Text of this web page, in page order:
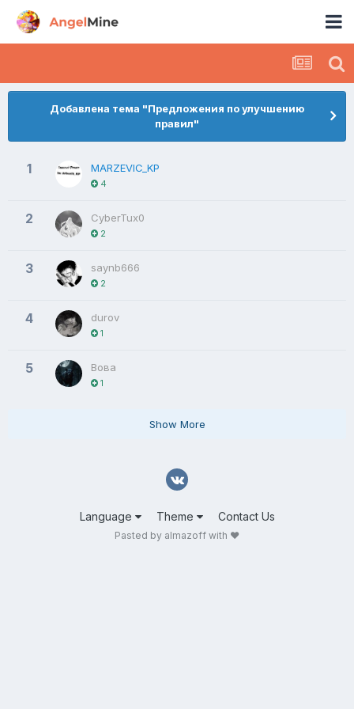
Добавлена тема "Предложения по улучшению
правил"
1 MARZEVIC_KP
4
2 СyberTux0
2
3 saynb666
2
4 durov
1
5 Вова
1
Show More
Language Theme Contact Us
Pasted by almazoff with ❤